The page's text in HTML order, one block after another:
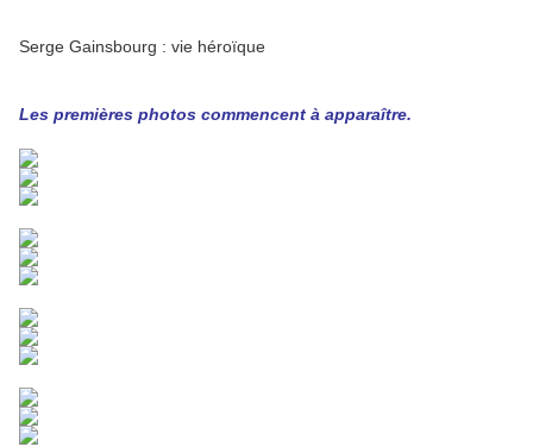
Serge Gainsbourg : vie héroïque
Les premières photos commencent à apparaître.